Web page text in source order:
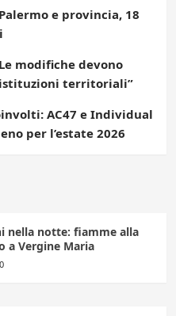
e provincia, 18
modifiche devono
territoriali”
AC47 e Individual
per l’estate 2026
nella notte: fiamme alla
a Vergine Maria
0